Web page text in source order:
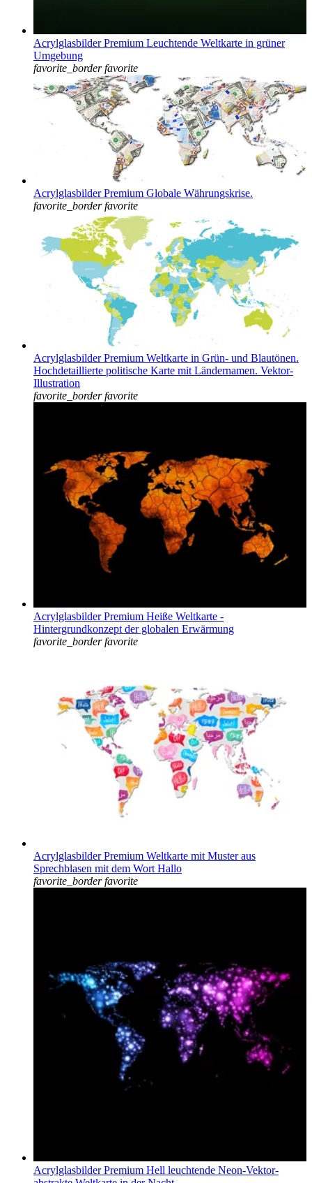
Acrylglasbilder Premium Leuchtende Weltkarte in grüner
Umgebung
favorite_border favorite
Acrylglasbilder Premium Globale Währungskrise.
favorite_border favorite
Acrylglasbilder Premium Weltkarte in Grün- und Blautönen.
Hochdetaillierte politische Karte mit Ländernamen. Vektor-
Illustration
favorite_border favorite
Acrylglasbilder Premium Heiße Weltkarte -
Hintergrundkonzept der globalen Erwärmung
favorite_border favorite
Acrylglasbilder Premium Weltkarte mit Muster aus
Sprechblasen mit dem Wort Hallo
favorite_border favorite
Acrylglasbilder Premium Hell leuchtende Neon-Vektor-